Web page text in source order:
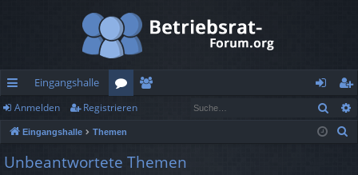
ch
ne
llz
Eingangshalle
or
en
de
n
m
eg
ist
Anmelden Registrieren
Eingangshalle Themen
Unbeantwortete Themen